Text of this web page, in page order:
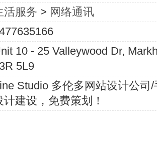
活服务 > 网络通讯
10 - 25 Valleywood Dr,
5L9
Studio 多伦多网站设计公司
计建设，免费策划！